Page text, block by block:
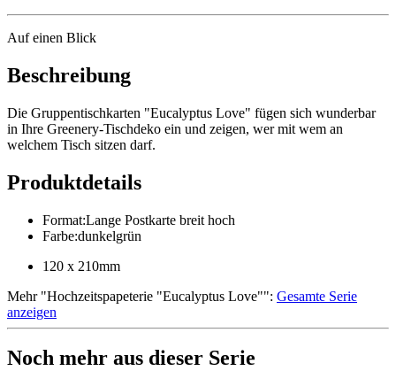
Auf einen Blick
Beschreibung
Die Gruppentischkarten "Eucalyptus Love" fügen sich wunderbar
in Ihre Greenery-Tischdeko ein und zeigen, wer mit wem an
welchem Tisch sitzen darf.
Produktdetails
Format:Lange Postkarte breit hoch
Farbe:dunkelgrün
120 x 210mm
Mehr"Hochzeitspapeterie "Eucalyptus Love"": Gesamte Serie
anzeigen
Noch mehr aus dieser Serie